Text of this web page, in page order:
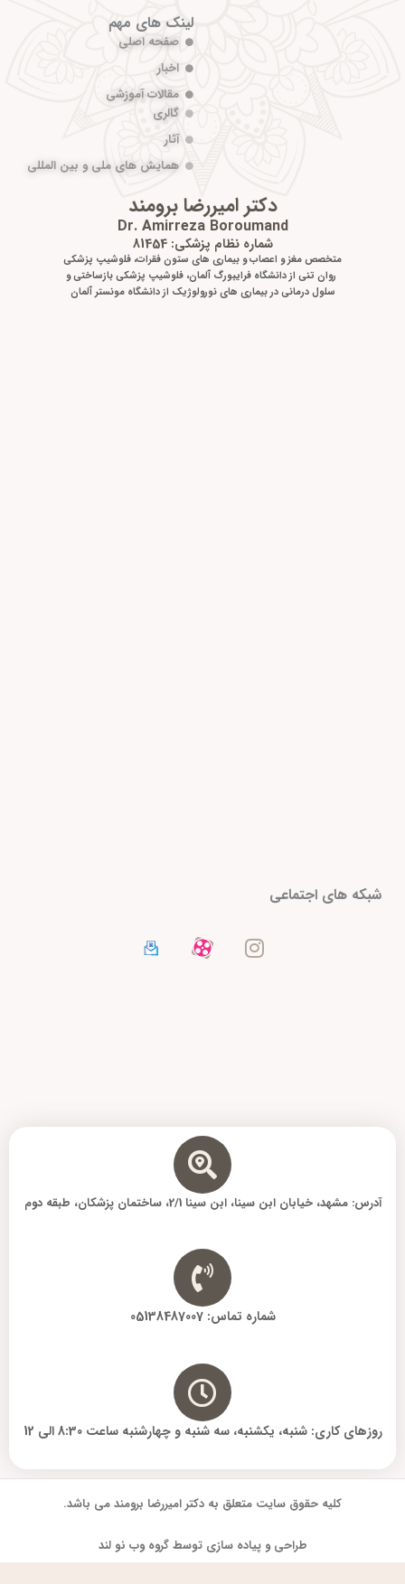
لینک های مهم
صفحه اصلی
اخبار
مقالات آموزشی
گالری
آثار
همایش های ملی و بین المللی
دکتر امیررضا برومند
Dr. Amirreza Boroumand
شماره نظام پزشکی: 81454
متخصص مغز و اعصاب و بیماری های ستون فقرات، فلوشیپ پزشکی
روان تنی از دانشگاه فرایبورگ آلمان، فلوشیپ پزشکی بازساختی و
سلول درمانی در بیماری های نورولوژیک از دانشگاه مونستر آلمان
شبکه های اجتماعی
s
t
آدرس: مشهد، خیابان ابن سینا، ابن سینا 2/1، ساختمان پزشکان، طبقه دوم
شماره تماس: 05138487007
روزهای کاری: شنبه، یکشنبه، سه شنبه و چهارشنبه ساعت 8:30 الی 12
کلیه حقوق سایت متعلق به دکتر امیررضا برومند می باشد.
طراحی و پیاده سازی توسط گروه وب نو لند